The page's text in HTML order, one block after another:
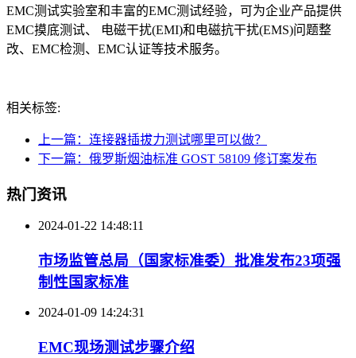
EMC测试实验室和丰富的EMC测试经验，可为企业产品提供
EMC摸底测试、 电磁干扰(EMI)和电磁抗干扰(EMS)问题整
改、EMC检测、EMC认证等技术服务。
相关标签:
上一篇：连接器插拔力测试哪里可以做？
下一篇：俄罗斯烟油标准 GOST 58109 修订案发布
热门资讯
2024-01-22 14:48:11
市场监管总局（国家标准委）批准发布23项强
制性国家标准
2024-01-09 14:24:31
EMC现场测试步骤介绍